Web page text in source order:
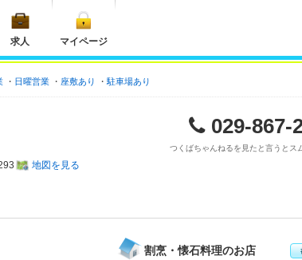
求人 マイページ
日曜営業 座敷あり 駐車場あり
029-867-
つくばちゃんねるを見たと言うとス
地図を見る
割烹・懐石料理のお店